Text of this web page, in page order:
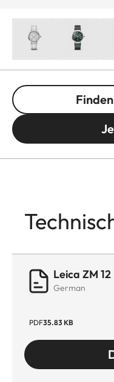
Leica ZM
German
PDF35.83 KB